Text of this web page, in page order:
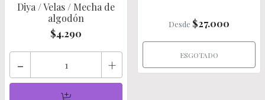
Diya / Velas / Mecha de
algodón
$4.290
- +
Desde $27.000
ESGOTADO